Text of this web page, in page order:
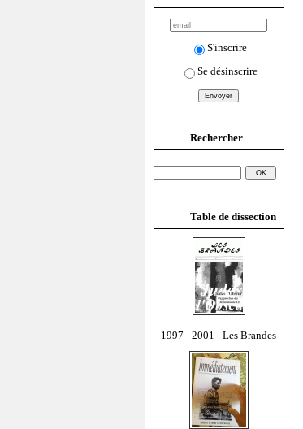
S'inscrire
Se désinscrire
Rechercher
Table de dissection
1997 - 2001 - Les Brandes